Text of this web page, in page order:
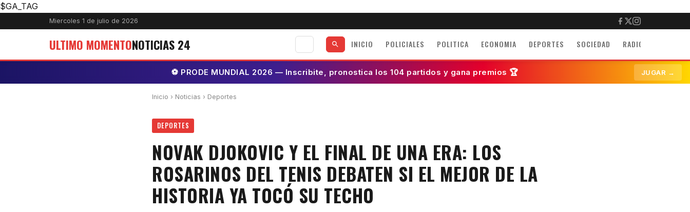
$GA_TAG
Miercoles 1 de julio de 2026
ULTIMO MOMENTONOTICIAS 24 INICIO POLICIALES POLITICA ECONOMIA DEPORTES SOCIEDAD RADIO
⚽ PRODE MUNDIAL 2026 — Inscribite, pronostica los 104 partidos y gana premios 🏆 JUGAR →
Inicio › Noticias › Deportes
DEPORTES
NOVAK DJOKOVIC Y EL FINAL DE UNA ERA: LOS
ROSARINOS DEL TENIS DEBATEN SI EL MEJOR DE LA
HISTORIA YA TOCÓ SU TECHO